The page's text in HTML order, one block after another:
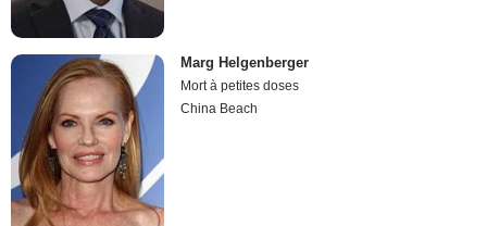
Marg Helgenberger
Mort à petites doses
China Beach